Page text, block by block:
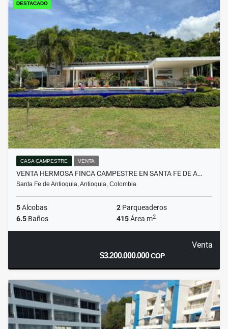
DESTACADO
CASA CAMPESTRE VENTA
VENTA HERMOSA FINCA CAMPESTRE EN SANTA FE DE A…
Santa Fe de Antioquia, Antioquia, Colombia
5Alcobas 2 Parqueaderos
6.5 Baños 415Área m2
Venta
$3.200.000.000COP